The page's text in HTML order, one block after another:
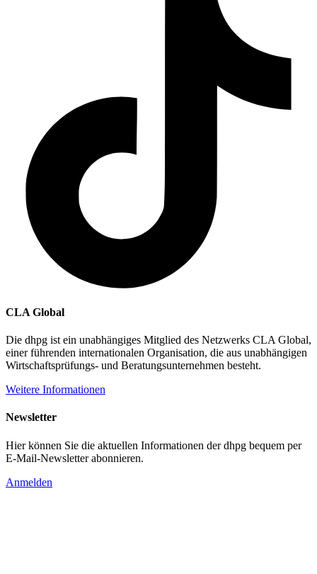
CLA Global
Die dhpg ist ein unabhängiges Mitglied des Netzwerks CLA Global,
einer führenden internationalen Organisation, die aus unabhängigen
Wirtschaftsprüfungs- und Beratungsunternehmen besteht.
Weitere Informationen
Newsletter
Hier können Sie die aktuellen Informationen der dhpg bequem per
E-Mail-Newsletter abonnieren.
Anmelden